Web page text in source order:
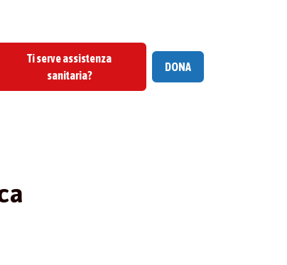
Ti serve assistenza
sanitaria?
DONA